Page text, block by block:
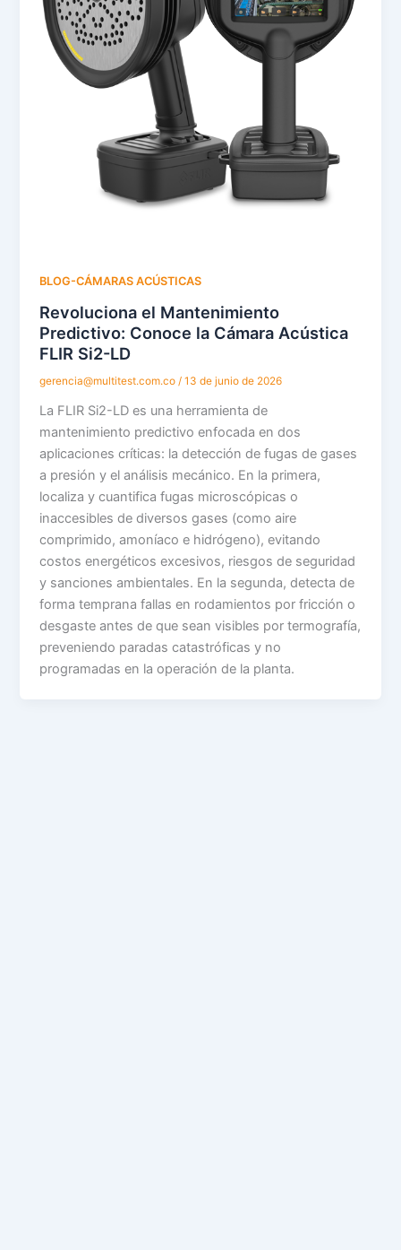
BLOG-CÁMARAS ACÚSTICAS
Revoluciona el Mantenimiento
Predictivo: Conoce la Cámara Acústica
FLIR Si2-LD
gerencia@multitest.com.co/13 de junio de 2026
La FLIR Si2-LD es una herramienta de
mantenimiento predictivo enfocada en dos
aplicaciones críticas: la detección de fugas de gases
a presión y el análisis mecánico. En la primera,
localiza y cuantifica fugas microscópicas o
inaccesibles de diversos gases (como aire
comprimido, amoníaco e hidrógeno), evitando
costos energéticos excesivos, riesgos de seguridad
y sanciones ambientales. En la segunda, detecta de
forma temprana fallas en rodamientos por fricción o
desgaste antes de que sean visibles por termografía,
preveniendo paradas catastróficas y no
programadas en la operación de la planta.